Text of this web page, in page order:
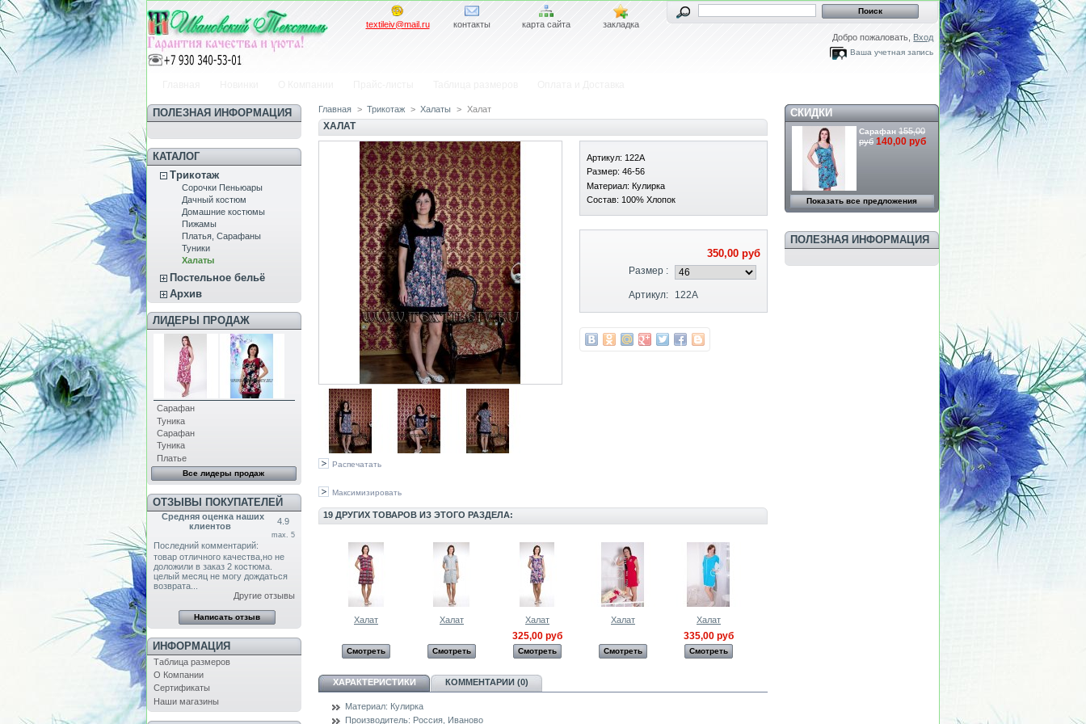
textileiv@mail.ru контакты карта сайта
закладка
Добро пожаловать,Вход
Ваша учетная запись
ПОЛЕЗНАЯ ИНФОРМАЦИЯ
КАТАЛОГ
Трикотаж
Сорочки Пеньюары
Дачный костюм
Домашние костюмы
Пижамы
Платья, Сарафаны
Туники
Халаты
Постельное бельё
Архив
ЛИДЕРЫ ПРОДАЖ
Сарафан
Туника
Сарафан
Туника
Платье
Все лидеры продаж
ОТЗЫВЫ ПОКУПАТЕЛЕЙ
Средняя оценка наших
клиентов
4.9
max. 5
Последний комментарий:
товар отличного качества,но не
доложили в заказ 2 костюма.
целый месяц не могу дождаться
возврата...
Другие отзывы
ИНФОРМАЦИЯ
Таблица размеров
О Компании
Сертификаты
Наши магазины
Главная > Трикотаж > Халаты > Халат
ХАЛАТ
Распечатать
Максимизировать
Артикул: 122А
Размер: 46-56
Материал: Кулирка
Состав: 100% Хлопок
350,00 руб
Размер :
Артикул: 122А
19 ДРУГИХ ТОВАРОВ ИЗ ЭТОГО РАЗДЕЛА:
Халат
Смотреть
Халат
Смотреть
Халат
325,00 руб
Смотреть
Халат
Смотреть
Халат
335,00 руб
Смотреть
ХАРАКТЕРИСТИКИ КОММЕНТАРИИ (0)
Материал: Кулирка
Производитель: Россия, Иваново
СКИДКИ
Сарафан 155,00
руб 140,00 руб
Показать все предложения
ПОЛЕЗНАЯ ИНФОРМАЦИЯ